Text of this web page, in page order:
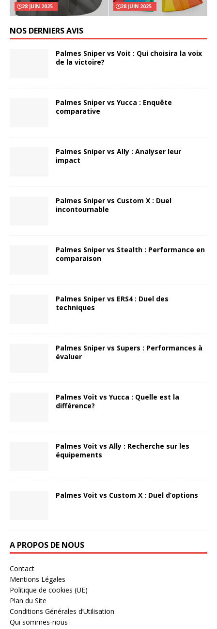
28 JUIN 2025 28 JUIN 2025
NOS DERNIERS AVIS
Palmes Sniper vs Voit : Qui choisira la voix
de la victoire?
Palmes Sniper vs Yucca : Enquête
comparative
Palmes Sniper vs Ally : Analyser leur
impact
Palmes Sniper vs Custom X : Duel
incontournable
Palmes Sniper vs Stealth : Performance en
comparaison
Palmes Sniper vs ERS4 : Duel des
techniques
Palmes Sniper vs Supers : Performances à
évaluer
Palmes Voit vs Yucca : Quelle est la
différence?
Palmes Voit vs Ally : Recherche sur les
équipements
Palmes Voit vs Custom X : Duel d’options
A PROPOS DE NOUS
Contact
Mentions Légales
Politique de cookies (UE)
Plan du Site
Conditions Générales d’Utilisation
Qui sommes-nous